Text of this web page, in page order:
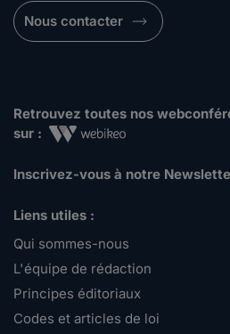
Nous contacter
Retrouvez toutes nos
sur :
Inscrivez-vous à notre
Liens utiles :
Qui sommes-nous
L'équipe de rédaction
Principes éditoriaux
Codes et articles de loi